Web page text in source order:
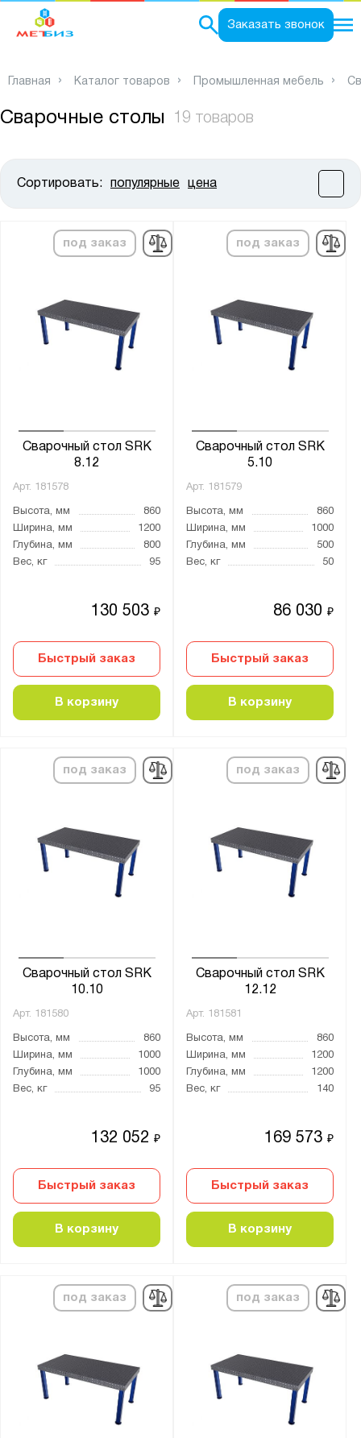
Заказать звонок
Главная Каталог товаров Промышленная мебель
Сварочные столы 19 товаров
Сортировать: популярные цена
под заказ
Сварочный стол SRK
8.12
Арт. 181578
Высота, мм
860
Ширина, мм
1200
Глубина, мм
800
Вес, кг
95
130 503₽
Быстрый заказ
В корзину
под заказ
Сварочный стол SRK
5.10
Арт. 181579
Высота, мм
860
Ширина, мм
1000
Глубина, мм
500
Вес, кг
50
86 030₽
Быстрый заказ
В корзину
под заказ
Сварочный стол SRK
10.10
Арт. 181580
Высота, мм
860
Ширина, мм
1000
Глубина, мм
1000
Вес, кг
95
132 052₽
Быстрый заказ
В корзину
под заказ
Сварочный стол SRK
12.12
Арт. 181581
Высота, мм
860
Ширина, мм
1200
Глубина, мм
1200
Вес, кг
140
169 573₽
Быстрый заказ
В корзину
под заказ под заказ
Ширина, мм:
от до
Производитель:
Ампер
Скрин
Показать Сбросить